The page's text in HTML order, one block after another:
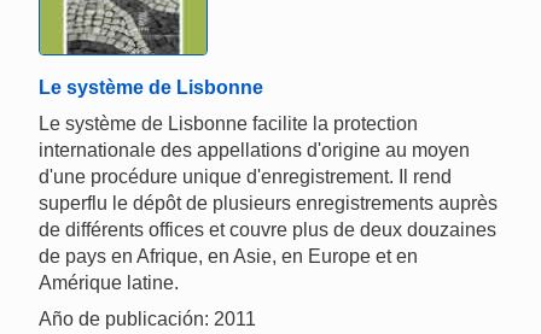
Le système de Lisbonne
Le système de Lisbonne facilite la protection
internationale des appellations d'origine au moyen
d'une procédure unique d'enregistrement. Il rend
superflu le dépôt de plusieurs enregistrements auprès
de différents offices et couvre plus de deux douzaines
de pays en Afrique, en Asie, en Europe et en
Amérique latine.
Año de publicación: 2011